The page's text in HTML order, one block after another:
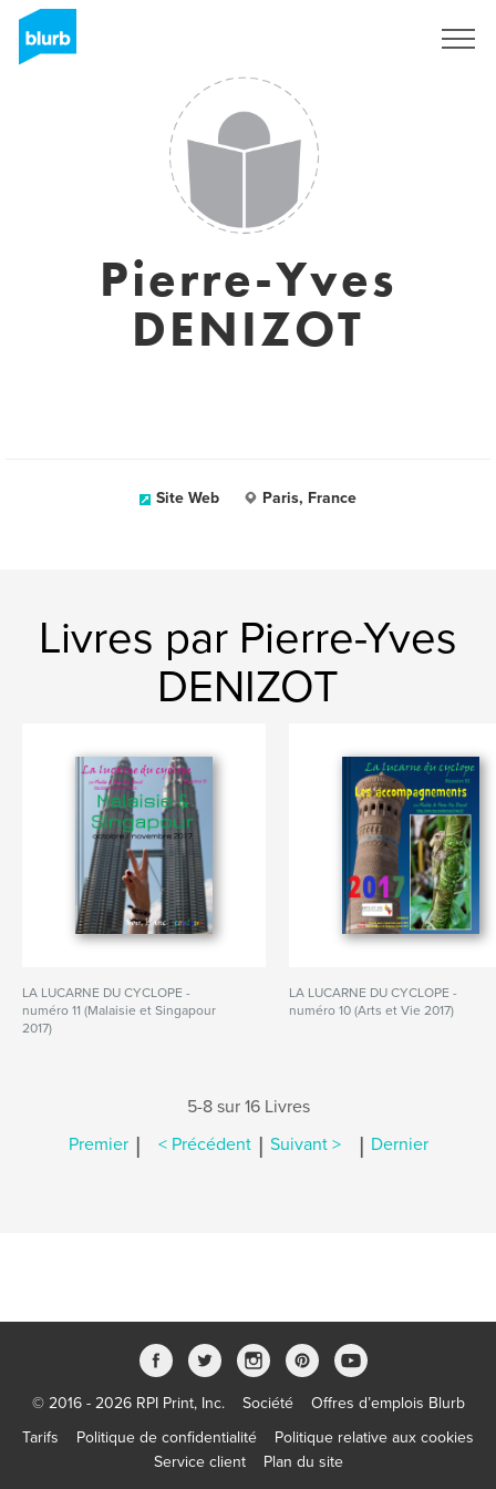
Pierre-Yves
DENIZOT
Site Web Paris, France
Livres par Pierre-Yves
DENIZOT
LA LUCARNE DU CYCLOPE -
numéro 11 (Malaisie et Singapour
2017)
LA LUCARNE DU CYCLOPE -
numéro 10 (Arts et Vie 2017)
5-8 sur 16 Livres
Premier | < Précédent | Suivant > | Dernier
© 2016 - 2026 RPI Print, Inc. Société
Offres d’emplois Blurb
Tarifs
Politique de confidentialité
Politique relative aux cookies
Service client
Plan du site